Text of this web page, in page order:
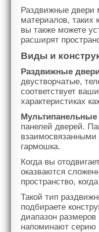
Раздвижные двери
материалов, таких
вы также можете
расширят
Виды и
Раздвижные
двустворчатые,
соответствует
характеристиках
Мультипанельные
панелей дверей.
гармошка.
Когда вы
оказваются
пространство,
Такой тип
подбираете
диапазон
напоминают серию